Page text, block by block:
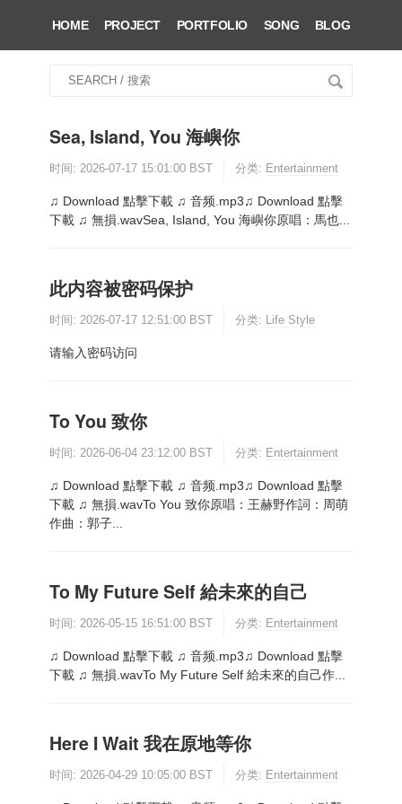
HOME PROJECT PORTFOLIO SONG BLOG
键
字
Sea, Island, You 海嶼你
时间: 2026-07-17 15:01:00 BST 分类: Entertainment
♫ Download 點擊下載 ♫ 音频.mp3♫ Download 點擊
下載 ♫ 無損.wavSea, Island, You 海嶼你原唱：馬也...
此内容被密码保护
时间: 2026-07-17 12:51:00 BST 分类: Life Style
请输入密码访问
To You 致你
时间: 2026-06-04 23:12:00 BST 分类: Entertainment
♫ Download 點擊下載 ♫ 音频.mp3♫ Download 點擊
下載 ♫ 無損.wavTo You 致你原唱：王赫野作詞：周萌
作曲：郭子...
To My Future Self 給未來的自己
时间: 2026-05-15 16:51:00 BST 分类: Entertainment
♫ Download 點擊下載 ♫ 音频.mp3♫ Download 點擊
下載 ♫ 無損.wavTo My Future Self 給未來的自己作...
Here I Wait 我在原地等你
时间: 2026-04-29 10:05:00 BST 分类: Entertainment